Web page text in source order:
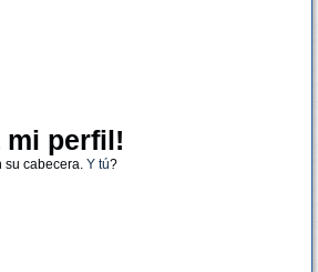
mi perfil!
su cabecera. Y tú?